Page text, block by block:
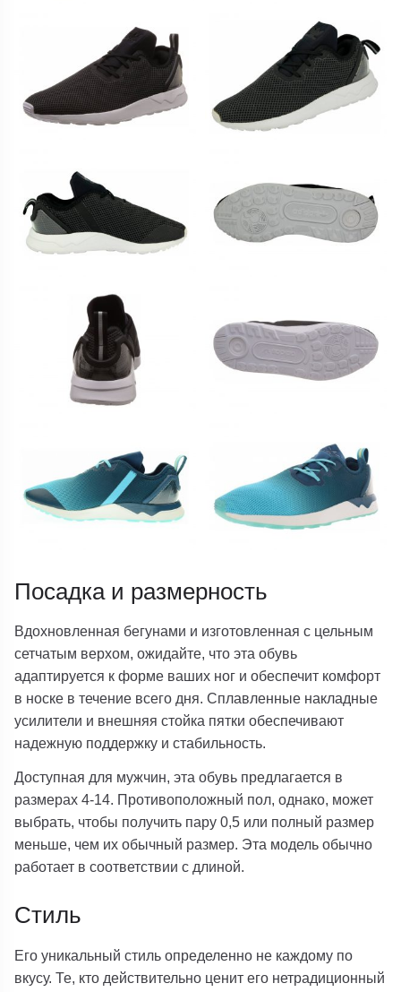
Посадка и размерность
Вдохновленная бегунами и изготовленная с цельным
сетчатым верхом, ожидайте, что эта обувь
адаптируется к форме ваших ног и обеспечит комфорт
в носке в течение всего дня. Сплавленные накладные
усилители и внешняя стойка пятки обеспечивают
надежную поддержку и стабильность.
Доступная для мужчин, эта обувь предлагается в
размерах 4-14. Противоположный пол, однако, может
выбрать, чтобы получить пару 0,5 или полный размер
меньше, чем их обычный размер. Эта модель обычно
работает в соответствии с длиной.
Стиль
Его уникальный стиль определенно не каждому по
вкусу. Те, кто действительно ценит его нетрадиционный